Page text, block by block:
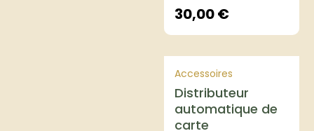
30,00€
Accessoires
Distributeur
automatique de
carte